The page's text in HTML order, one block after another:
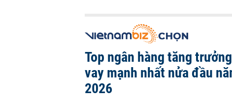
Top ngân hàng tăng
vay mạnh nhất nửa đầu
2026